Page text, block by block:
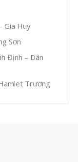
Gia Huy
Sơn
Định – Dân
Trương